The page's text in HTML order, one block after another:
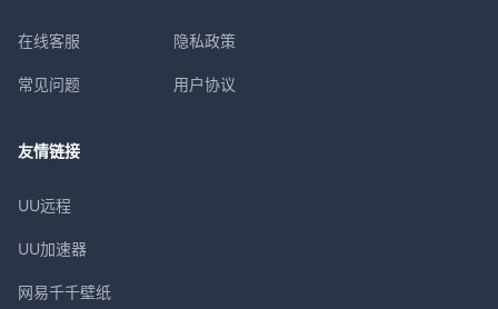
在线客服
常见问题
隐私政策
用户协议
友情链接
UU远程
UU加速器
网易千千壁纸